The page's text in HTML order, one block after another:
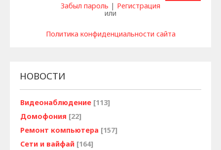
Забыл пароль | Регистрация
или
Политика конфиденциальности сайта
НОВОСТИ
Видеонаблюдение [113]
Домофония [22]
Ремонт компьютера [157]
Сети и вайфай [164]